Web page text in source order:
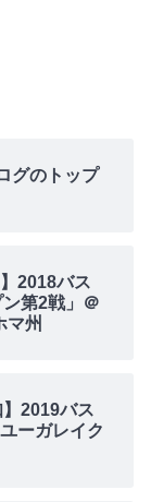
グのトップ
2018バス
第2戦」＠
マ州
2019バス
ーガレイク